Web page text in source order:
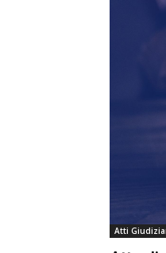
Atti Giudiziari